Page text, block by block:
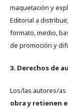
maquetación y
Editorial a
formato, medio,
de promoción y
3. Derechos de
Los/las autores/as
obra y retienen